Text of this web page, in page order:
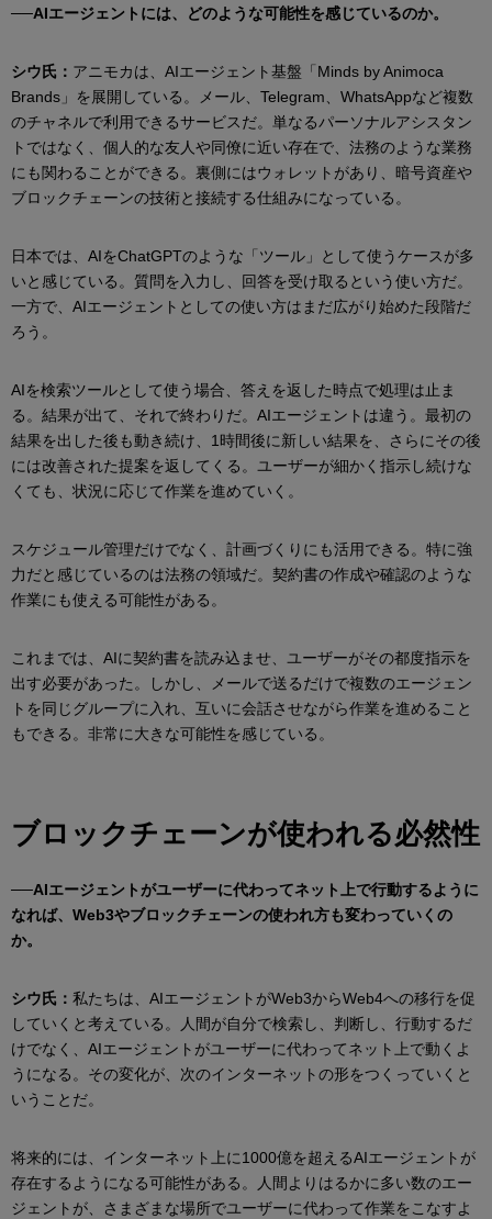
──AIエージェントには、どのような可能性を感じているのか。
シウ氏： アニモカは、AIエージェント基盤「Minds by Animoca
Brands」を展開している。メール、Telegram、WhatsAppなど複数
のチャネルで利用できるサービスだ。単なるパーソナルアシスタン
トではなく、個人的な友人や同僚に近い存在で、法務のような業務
にも関わることができる。裏側にはウォレットがあり、暗号資産や
ブロックチェーンの技術と接続する仕組みになっている。
日本では、AIをChatGPTのような「ツール」として使うケースが多
いと感じている。質問を入力し、回答を受け取るという使い方だ。
一方で、AIエージェントとしての使い方はまだ広がり始めた段階だ
ろう。
AIを検索ツールとして使う場合、答えを返した時点で処理は止ま
る。結果が出て、それで終わりだ。AIエージェントは違う。最初の
結果を出した後も動き続け、1時間後に新しい結果を、さらにその後
には改善された提案を返してくる。ユーザーが細かく指示し続けな
くても、状況に応じて作業を進めていく。
スケジュール管理だけでなく、計画づくりにも活用できる。特に強
力だと感じているのは法務の領域だ。契約書の作成や確認のような
作業にも使える可能性がある。
これまでは、AIに契約書を読み込ませ、ユーザーがその都度指示を
出す必要があった。しかし、メールで送るだけで複数のエージェン
トを同じグループに入れ、互いに会話させながら作業を進めること
もできる。非常に大きな可能性を感じている。
ブロックチェーンが使われる必然性
──AIエージェントがユーザーに代わってネット上で行動するように
なれば、Web3やブロックチェーンの使われ方も変わっていくの
か。
シウ氏： 私たちは、AIエージェントがWeb3からWeb4への移行を促
していくと考えている。人間が自分で検索し、判断し、行動するだ
けでなく、AIエージェントがユーザーに代わってネット上で動くよ
うになる。その変化が、次のインターネットの形をつくっていくと
いうことだ。
将来的には、インターネット上に1000億を超えるAIエージェントが
存在するようになる可能性がある。人間よりはるかに多い数のエー
ジェントが、さまざまな場所でユーザーに代わって作業をこなすよ